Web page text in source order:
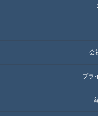
会
プラ